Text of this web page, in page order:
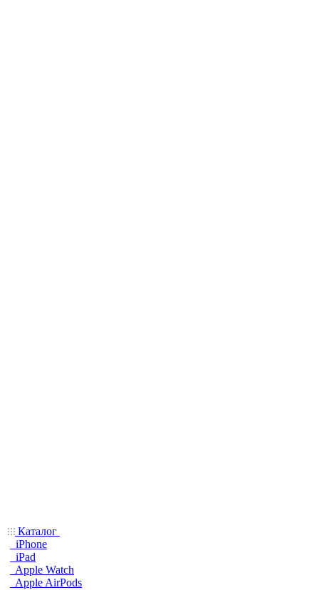
Каталог
iPhone
iPad
Apple Watch
Apple AirPods